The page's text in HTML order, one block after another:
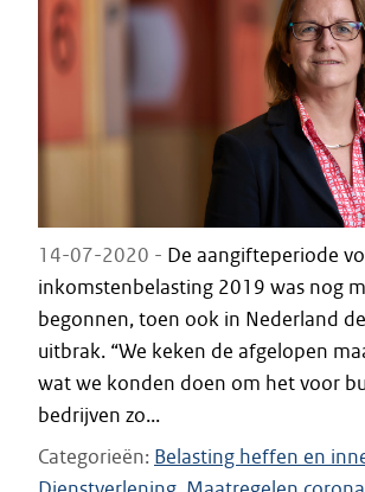
14-07-2020 - De aangifteperiode
inkomstenbelasting 2019 was nog
begonnen, toen ook in Nederland
uitbrak. “We keken de afgelopen
wat we konden doen om het voor
bedrijven zo...
Categorieën Belasting heffen en